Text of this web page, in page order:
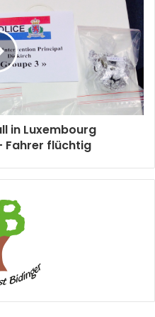
in Luxembourg
Fahrer flüchtig